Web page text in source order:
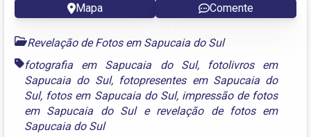
Mapa Comente
Revelação de Fotos em Sapucaia do Sul
fotografia em Sapucaia do Sul, fotolivros em
Sapucaia do Sul, fotopresentes em Sapucaia do
Sul, fotos em Sapucaia do Sul, impressão de fotos
em Sapucaia do Sule revelação de fotos em
Sapucaia do Sul